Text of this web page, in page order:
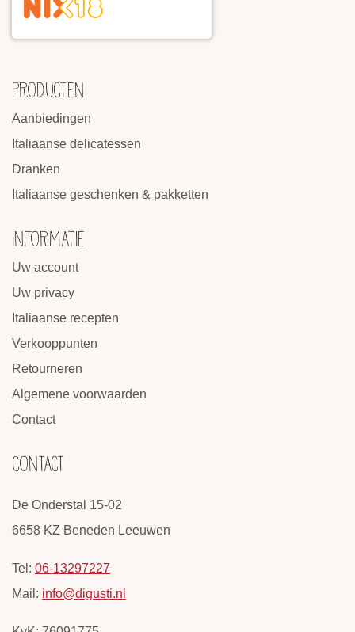
PRODUCTEN
Aanbiedingen
Italiaanse delicatessen
Dranken
Italiaanse geschenken & pakketten
INFORMATIE
Uw account
Uw privacy
Italiaanse recepten
Verkooppunten
Retourneren
Algemene voorwaarden
Contact
CONTACT
De Onderstal 15-02
6658 KZ Beneden Leeuwen
Tel: 06-13297227
Mail: info@digusti.nl